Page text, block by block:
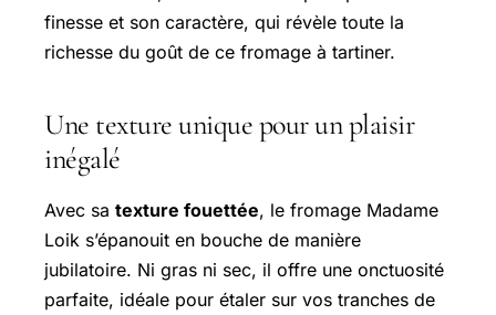
finesse et son caractère, qui révèle toute la
richesse du goût de ce fromage à tartiner.
Une texture unique pour un plaisir
inégalé
Avec sa texture fouettée, le fromage Madame
Loik s’épanouit en bouche de manière
jubilatoire. Ni gras ni sec, il offre une onctuosité
parfaite, idéale pour étaler sur vos tranches de